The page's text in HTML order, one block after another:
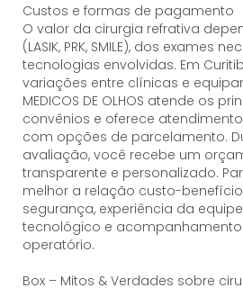
Custos e formas de pagamento
O valor da cirurgia refrativa
(LASIK, PRK, SMILE), dos exames
tecnologias envolvidas. Em
variações entre clínicas e
MEDICOS DE OLHOS atende os
convênios e oferece
com opções de parcelamento.
avaliação, você recebe um
transparente e personalizado.
melhor a relação custo-
segurança, experiência da
tecnológico e
operatório.
Box – Mitos & Verdades sobre